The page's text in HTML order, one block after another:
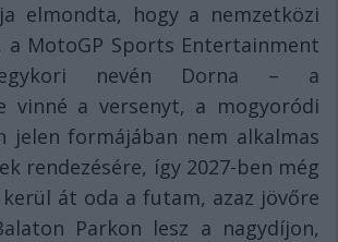
elmondta, hogy a nemzetközi
a MotoGP Sports Entertainment
nevén Dorna – a
vinné a versenyt, a mogyoródi
jelen formájában nem alkalmas
rendezésére, így 2027-ben még
át oda a futam, azaz jövőre
Parkon lesz a nagydíjon,